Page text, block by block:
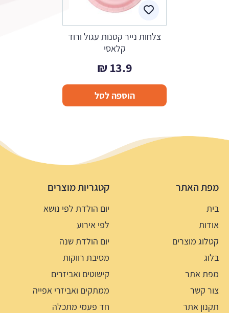
צלחות נייר קטנות עגול ורוד
קלאסי
13.9
₪
הוספה לסל
מפת האתר
בית
אודות
קטלוג מוצרים
בלוג
מפת אתר
צור קשר
תקנון אתר
קטגריות מוצרים
יום הולדת לפי נושא
לפי אירוע
יום הולדת שנה
מסיבת רווקות
קישוטים ואביזרים
ממתקים ואביזרי אפייה
חד פעמי מתכלה